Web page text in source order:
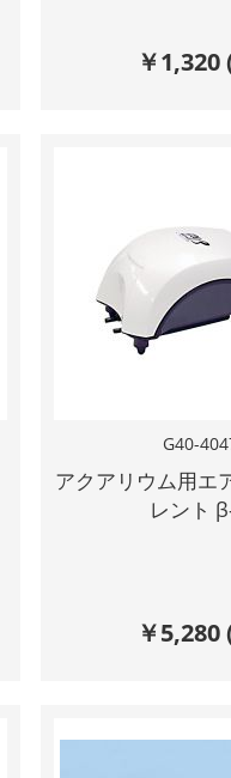
￥1,320
G40-
アクアリウム用エ
レント
￥5,280